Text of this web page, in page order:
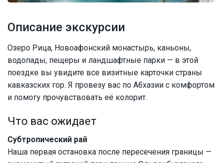
Описание экскурсии
Озеро Рица, Новоафонский монастырь, каньоны,
водопады, пещеры и ландшафтные парки — в этой
поездке вы увидите все визитные карточки страны
кавказских гор. Я провезу вас по Абхазии с комфортом
и помогу прочувствовать её колорит.
Что вас ожидает
Субтропический рай
Наша первая остановка после пересечения границы —